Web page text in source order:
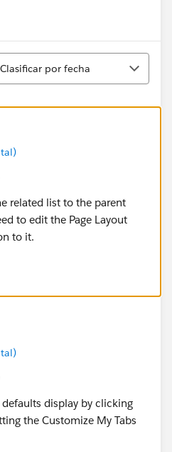
Clasificar por fecha
related list to the parent
to edit the Page Layout
to it.
display by clicking
the Customize My Tabs